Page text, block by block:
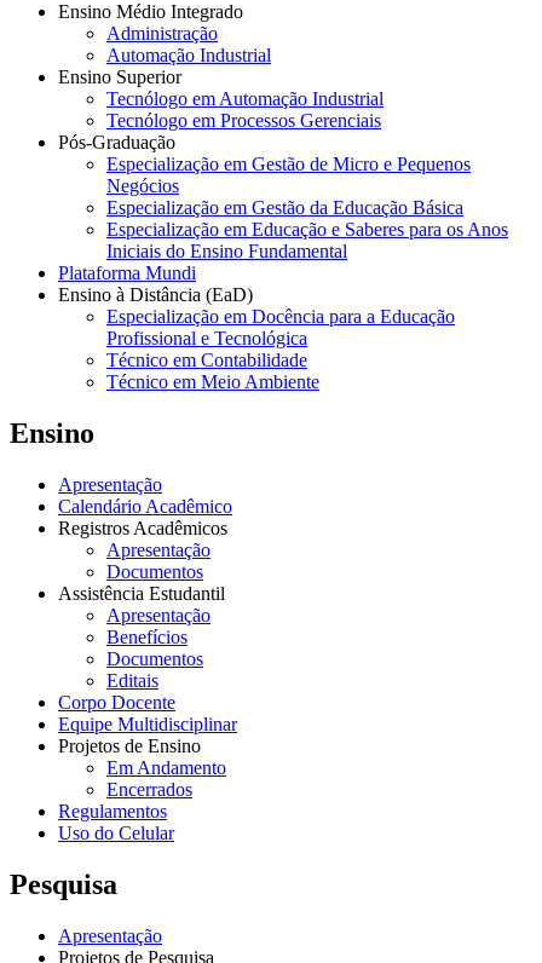
Ensino Médio Integrado
Administração
Automação Industrial
Ensino Superior
Tecnólogo em Automação Industrial
Tecnólogo em Processos Gerenciais
Pós-Graduação
Especialização em Gestão de Micro e Pequenos
Negócios
Especialização em Gestão da Educação Básica
Especialização em Educação e Saberes para os Anos
Iniciais do Ensino Fundamental
Plataforma Mundi
Ensino à Distância (EaD)
Especialização em Docência para a Educação
Profissional e Tecnológica
Técnico em Contabilidade
Técnico em Meio Ambiente
Ensino
Apresentação
Calendário Acadêmico
Registros Acadêmicos
Apresentação
Documentos
Assistência Estudantil
Apresentação
Benefícios
Documentos
Editais
Corpo Docente
Equipe Multidisciplinar
Projetos de Ensino
Em Andamento
Encerrados
Regulamentos
Uso do Celular
Pesquisa
Apresentação
Projetos de Pesquisa